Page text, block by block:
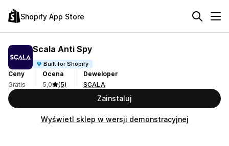
Shopify App Store
Scala Anti Spy
Built for Shopify
Ceny
Gratis
Ocena
5,0
(5)
Deweloper
SCALA
Zainstaluj
Wyświetl sklep w wersji demonstracyjnej